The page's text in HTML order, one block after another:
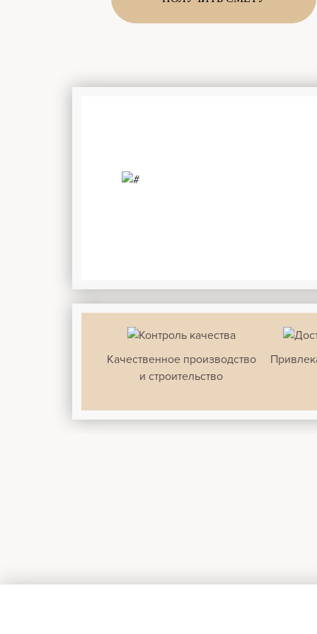
Качественное производство
и строительство